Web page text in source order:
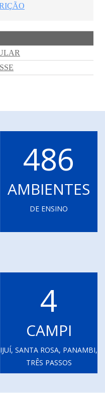
486
AMBIENTES
DE ENSINO
4
CAMPI
IJUÍ, SANTA ROSA, PANAMBI,
TRÊS PASSOS